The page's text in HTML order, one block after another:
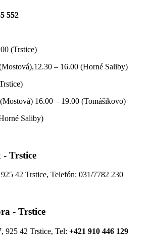
552
(Trstice)
– 16.00 (Horné Saliby)
16.00 – 19.00 (Tomášikovo)
Saliby)
Trstice
42 Trstice, Telefón: 031/7782 230
- Trstice
925 42 Trstice, Tel: +421 910 446 129